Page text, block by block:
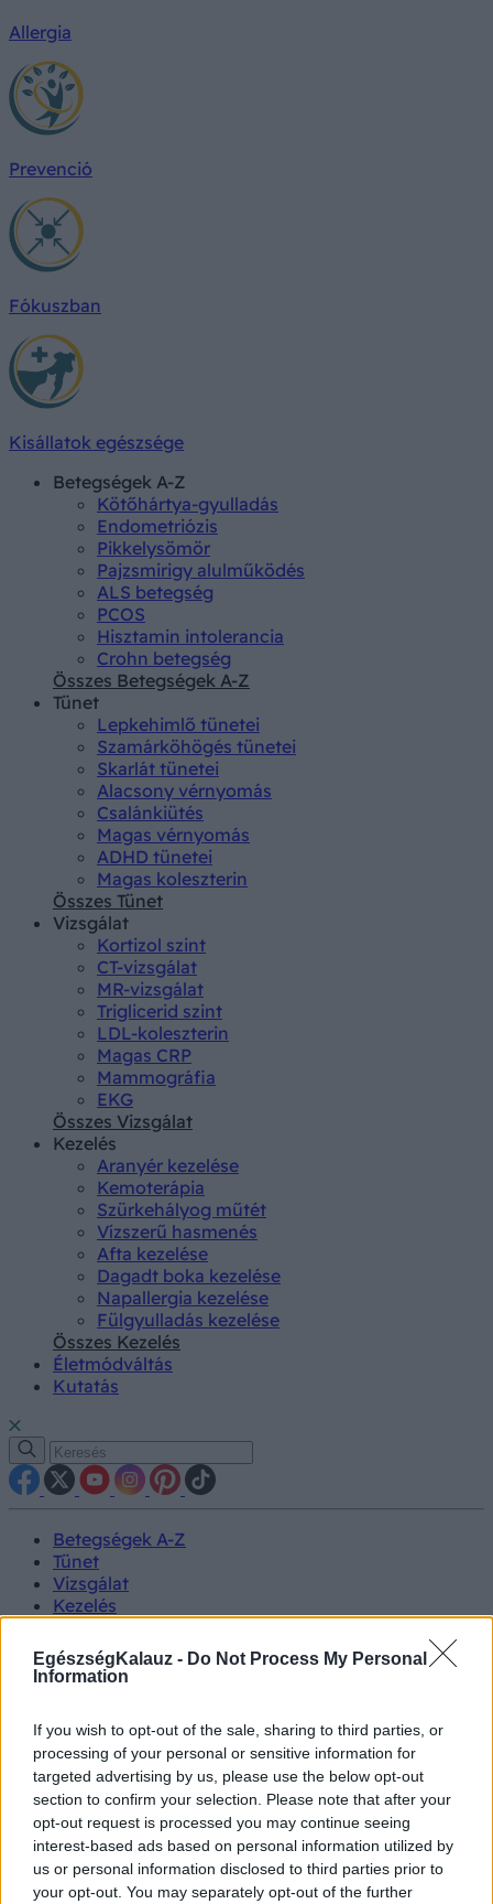
EgészségKalauz - Do Not Process My Personal
Information
If you wish to opt-out of the sale, sharing to third parties, or
processing of your personal or sensitive information for
targeted advertising by us, please use the below opt-out
section to confirm your selection. Please note that after your
opt-out request is processed you may continue seeing
interest-based ads based on personal information utilized by
us or personal information disclosed to third parties prior to
your opt-out. You may separately opt-out of the further
Allergia
Prevenció
Fókuszban
Kisállatok egészsége
Betegségek A-Z
Kötőhártya-gyulladás
Endometriózis
Pikkelysömör
Pajzsmirigy alulműködés
ALS betegség
PCOS
Hisztamin intolerancia
Crohn betegség
Összes Betegségek A-Z
Tünet
Lepkehimlő tünetei
Szamárköhögés tünetei
Skarlát tünetei
Alacsony vérnyomás
Csalánkiütés
Magas vérnyomás
ADHD tünetei
Magas koleszterin
Összes Tünet
Vizsgálat
Kortizol szint
CT-vizsgálat
MR-vizsgálat
Triglicerid szint
LDL-koleszterin
Magas CRP
Mammográfia
EKG
Összes Vizsgálat
Kezelés
Aranyér kezelése
Kemoterápia
Szürkehályog műtét
Vízszerű hasmenés
Afta kezelése
Dagadt boka kezelése
Napallergia kezelése
Fülgyulladás kezelése
Összes Kezelés
Életmódváltás
Kutatás
Betegségek A-Z
Tünet
Vizsgálat
Kezelés
Kutatás
Prevenció
Kisállatok egészsége
#allergia#influenza#cukorbetegség
#orvosmeteorológia#vérnyomás#stroke#rákbetegség
#pajzsmirigy#reflux#ekcéma#herpesz
Regisztráció